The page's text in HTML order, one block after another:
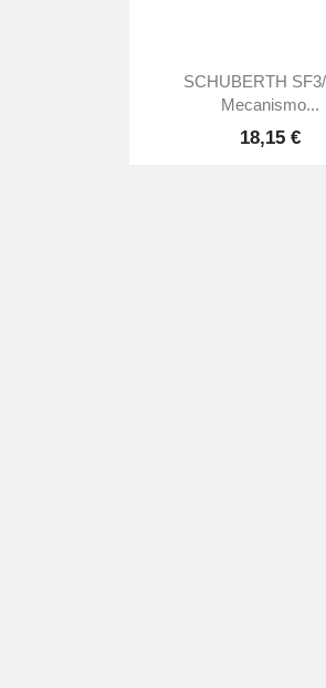
Vista
SCHUBERTH SF3/
Mecanismo...
18,15 €